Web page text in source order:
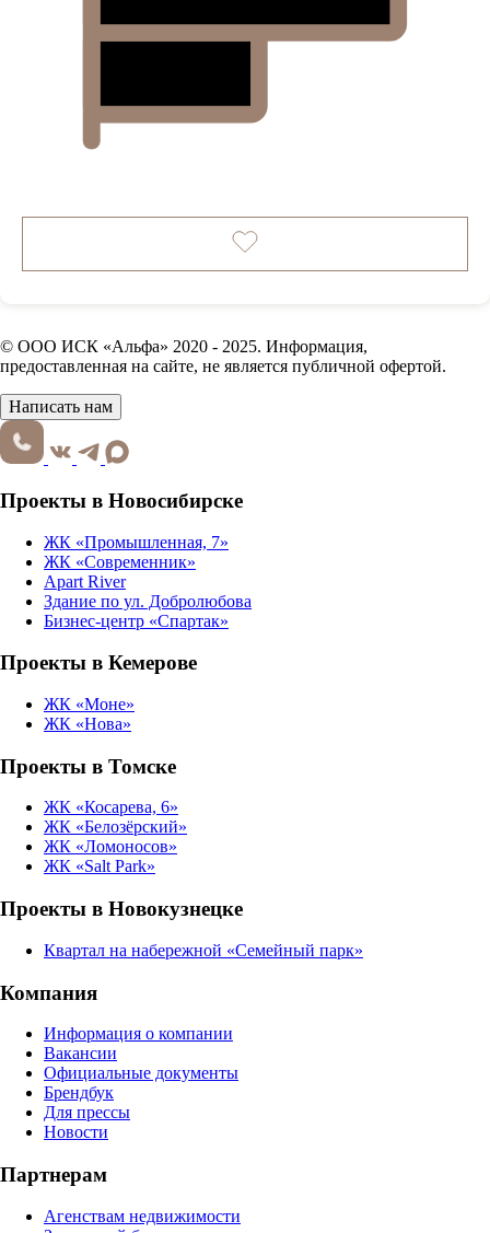
© ООО ИСК «Альфа» 2020 - 2025. Информация,
предоставленная на сайте, не является публичной офертой.
Написать нам
Проекты в Новосибирске
ЖК «Промышленная, 7»
ЖК «Современник»
Apart River
Здание по ул. Добролюбова
Бизнес-центр «Спартак»
Проекты в Кемерове
ЖК «Моне»
ЖК «Нова»
Проекты в Томске
ЖК «Косарева, 6»
ЖК «Белозёрский»
ЖК «Ломоносов»
ЖК «Salt Park»
Проекты в Новокузнецке
Квартал на набережной «Семейный парк»
Компания
Информация о компании
Вакансии
Официальные документы
Брендбук
Для прессы
Новости
Партнерам
Агенствам недвижимости